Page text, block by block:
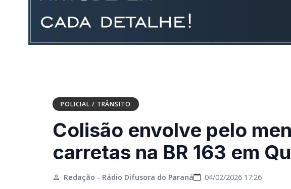
POLICIAL / TRÂNSITO
Colisão envolve pelo
carretas na BR 163 em
Redação - Rádio Difusora do Paraná 04/02/2026 17:26